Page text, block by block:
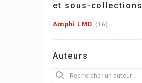
et sous-collections
Amphi LMD 16
Auteurs